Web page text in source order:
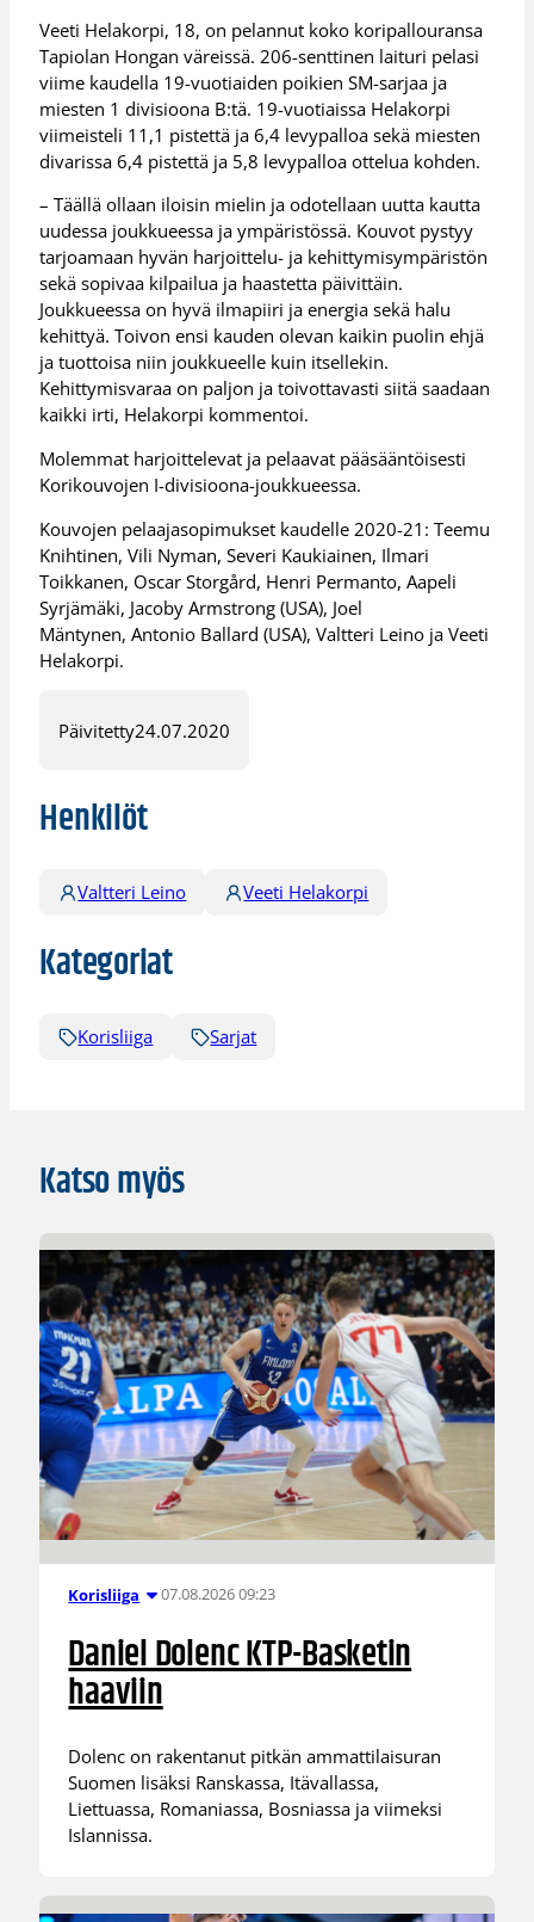
Veeti Helakorpi, 18, on pelannut koko koripallouransa
Tapiolan Hongan väreissä. 206-senttinen laituri pelasi
viime kaudella 19-vuotiaiden poikien SM-sarjaa ja
miesten 1 divisioona B:tä. 19-vuotiaissa Helakorpi
viimeisteli 11,1 pistettä ja 6,4 levypalloa sekä miesten
divarissa 6,4 pistettä ja 5,8 levypalloa ottelua kohden.
– Täällä ollaan iloisin mielin ja odotellaan uutta kautta
uudessa joukkueessa ja ympäristössä. Kouvot pystyy
tarjoamaan hyvän harjoittelu- ja kehittymisympäristön
sekä sopivaa kilpailua ja haastetta päivittäin.
Joukkueessa on hyvä ilmapiiri ja energia sekä halu
kehittyä. Toivon ensi kauden olevan kaikin puolin ehjä
ja tuottoisa niin joukkueelle kuin itsellekin.
Kehittymisvaraa on paljon ja toivottavasti siitä saadaan
kaikki irti, Helakorpi kommentoi.
Molemmat harjoittelevat ja pelaavat pääsääntöisesti
Korikouvojen I-divisioona-joukkueessa.
Kouvojen pelaajasopimukset kaudelle 2020-21: Teemu
Knihtinen, Vili Nyman, Severi Kaukiainen, Ilmari
Toikkanen, Oscar Storgård, Henri Permanto, Aapeli
Syrjämäki, Jacoby Armstrong (USA), Joel
Mäntynen, Antonio Ballard (USA), Valtteri Leino ja Veeti
Helakorpi.
Päivitetty24.07.2020
Henkilöt
Valtteri Leino Veeti Helakorpi
Kategoriat
Korisliiga Sarjat
Katso myös
Korisliiga 07.08.2026 09:23
Daniel Dolenc KTP-Basketin
haaviin
Dolenc on rakentanut pitkän ammattilaisuran
Suomen lisäksi Ranskassa, Itävallassa,
Liettuassa, Romaniassa, Bosniassa ja viimeksi
Islannissa.